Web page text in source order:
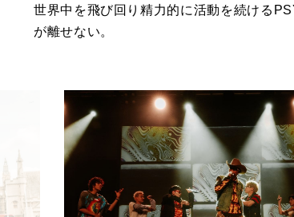
世界中を飛び回り精力的に活動を続ける
が離せない。